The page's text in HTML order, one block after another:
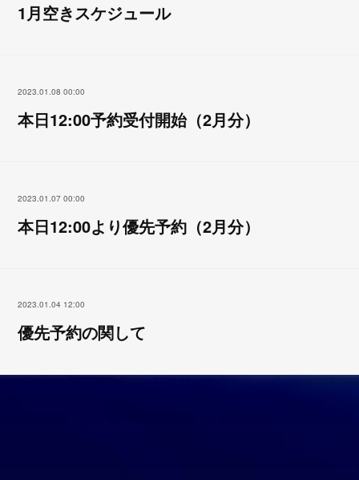
1月空きスケジュール
2023.01.08 00:00
本日12:00予約受付開始（2月分）
2023.01.07 00:00
本日12:00より優先予約（2月分）
2023.01.04 12:00
優先予約の関して